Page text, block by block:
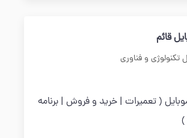
قائم
تکنولوژی و فناوری
( تعمیرات | خرید و فروش | برنامه
)